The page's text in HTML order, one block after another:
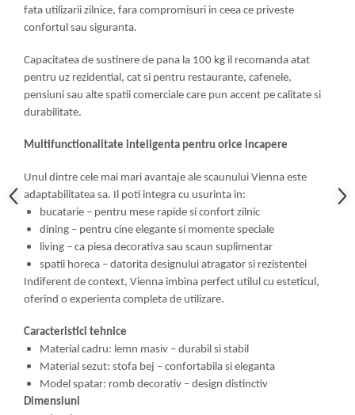
fata utilizarii zilnice, fara compromisuri in ceea ce priveste
confortul sau siguranta.
Capacitatea de sustinere de pana la 100 kg il recomanda atat
pentru uz rezidential, cat si pentru restaurante, cafenele,
pensiuni sau alte spatii comerciale care pun accent pe calitate si
durabilitate.
Multifunctionalitate inteligenta pentru orice incapere
Unul dintre cele mai mari avantaje ale scaunului Vienna este
adaptabilitatea sa. Il poti integra cu usurinta in:
bucatarie – pentru mese rapide si confort zilnic
dining – pentru cine elegante si momente speciale
living – ca piesa decorativa sau scaun suplimentar
spatii horeca – datorita designului atragator si rezistentei
Indiferent de context, Vienna imbina perfect utilul cu esteticul,
oferind o experienta completa de utilizare.
Caracteristici tehnice
Material cadru: lemn masiv – durabil si stabil
Material sezut: stofa bej – confortabila si eleganta
Model spatar: romb decorativ – design distinctiv
Dimensiuni